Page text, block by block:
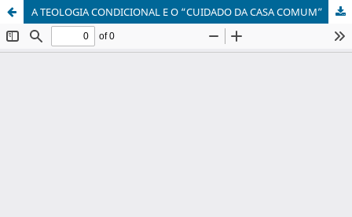
A TEOLOGIA CONDICIONAL E O “CUIDADO DA CASA COMUM”